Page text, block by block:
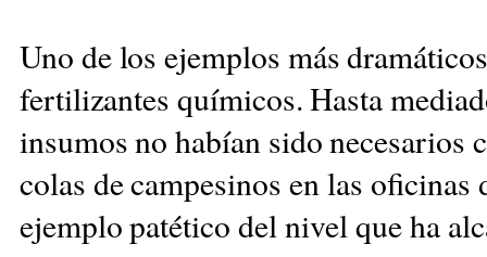
Uno de los ejemplos más
fertilizantes químicos. Hasta
insumos no habían sido necesarios
colas decampesinos en las
ejemplopatético del nivel que ha